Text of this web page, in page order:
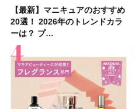
【最新】マニキュアのおすすめ
20選！ 2026年のトレンドカラ
ーは？ プ…
【2026年夏】汗に強い日焼け
止めのおすすめ13選！ 汗で塗
膜が強化され…
【最新】マニキュアのおすすめ
20選！ 2026年のトレンドカラ
ーは？ プ…
【デパコスのネイルオイル10
選】プレゼントにおすすめ！ケ
ア効果、ビジュ、…
【石井美保さんのおすすめお菓
子＆お茶10選】手土産にもぴっ
たり
【2026年夏】おすすめの髪型
36選！ショート・ボブ・ミディ
アム・ロング…
【読者プレゼント】羽の見えな
いハンディファン
「baramood」を3名様…
【セザンヌ】8/7新色追加！
「ウォータリーティントリップ
」10モモピュ…